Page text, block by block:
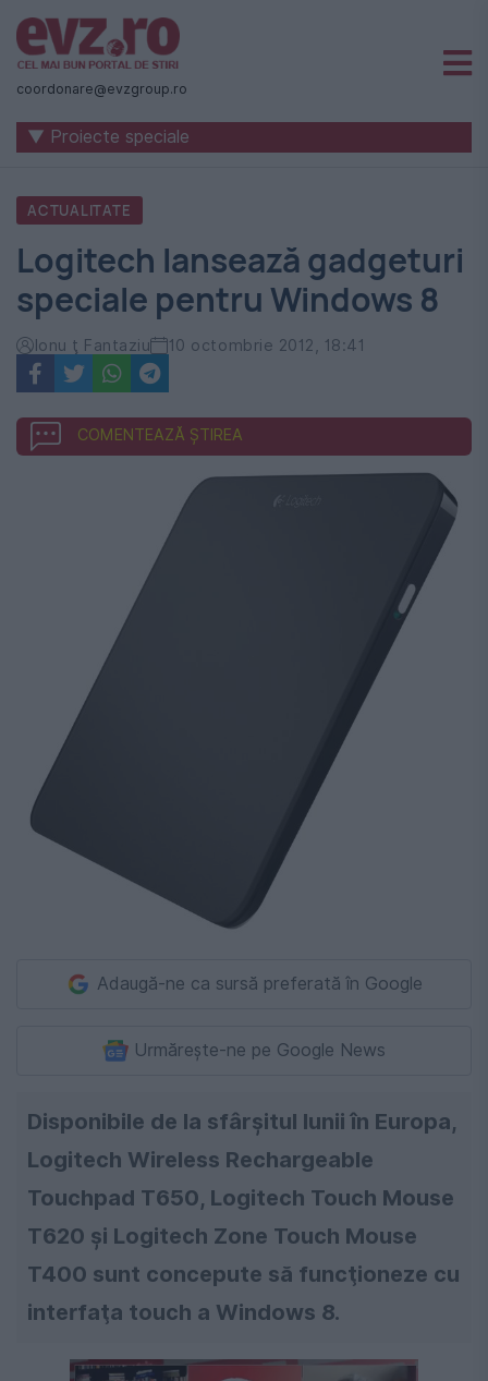
Știri
naționale
internaționale
România
-
Evenimentul
Zilei
coordonare@evzgroup.ro
▼ Proiecte speciale
ACTUALITATE
Logitech lansează gadgeturi
speciale pentru Windows 8
Ionu ţ Fantaziu 10 octombrie 2012, 18:41
COMENTEAZĂ ȘTIREA
Adaugă-ne ca sursă preferată în Google
Urmărește-ne pe Google News
Disponibile de la sfârşitul lunii în Europa,
Logitech Wireless Rechargeable
Touchpad T650, Logitech Touch Mouse
T620 şi Logitech Zone Touch Mouse
T400 sunt concepute să funcţioneze cu
interfaţa touch a Windows 8.